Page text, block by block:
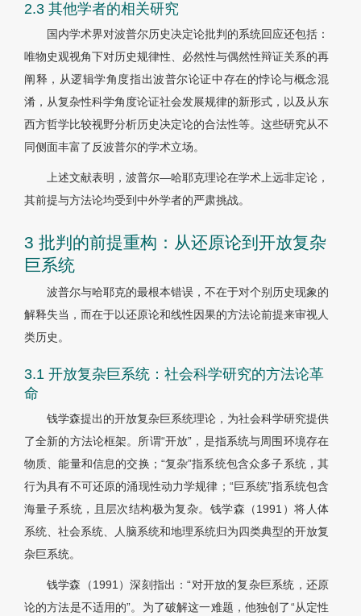
2.3 其他学者的相关研究
国内学术界对波普尔历史决定论批判的系统回应还包括：
唯物史观视角下对历史规律性、必然性与偶然性辩证关系的再
阐释，从逻辑学角度指出波普尔论证中存在的悖论与概念混
淆，从复杂性科学角度论证社会发展规律的新形式，以及从东
西方哲学比较视野分析历史决定论的合法性等。这些研究从不
同侧面丰富了反波普尔的学术立场。
上述文献表明，波普尔—哈耶克理论在学术上远非定论，
其前提与方法论均受到中外学者的严肃挑战。
3 批判的前提重构：从还原论到开放复杂
巨系统
波普尔与哈耶克的最根本错误，不在于对个别历史现象的
解释失当，而在于以还原论和线性因果的方法论前提来审视人
类历史。
3.1 开放复杂巨系统：社会科学研究的方法论革
命
钱学森提出的开放复杂巨系统理论，为社会科学研究提供
了全新的方法论框架。所谓“开放”，是指系统与周围环境存在
物质、能量和信息的交换；“复杂”指系统包含众多子系统，其
行为具有不可还原的涌现性动力学规律；“巨系统”指系统包含
海量子系统，且层次结构极为复杂。钱学森（1991）将人体
系统、社会系统、人脑系统和地理系统归为四类典型的开放复
杂巨系统。
钱学森（1991）深刻指出：“对开放的复杂巨系统，还原
论的方法是不适用的”。为了破解这一难题，他独创了“从定性